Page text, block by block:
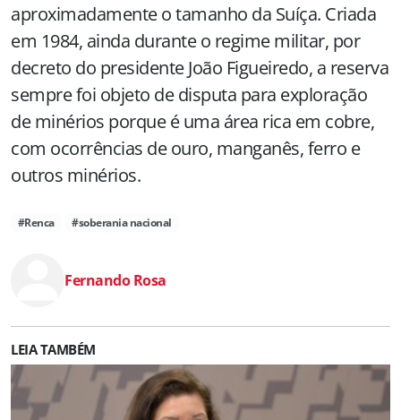
aproximadamente o tamanho da Suíça. Criada
em 1984, ainda durante o regime militar, por
decreto do presidente João Figueiredo, a reserva
sempre foi objeto de disputa para exploração
de minérios porque é uma área rica em cobre,
com ocorrências de ouro, manganês, ferro e
outros minérios.
#Renca #soberania nacional
Fernando Rosa
LEIA TAMBÉM